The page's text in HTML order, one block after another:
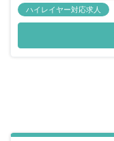
ハイレイヤー対応求人